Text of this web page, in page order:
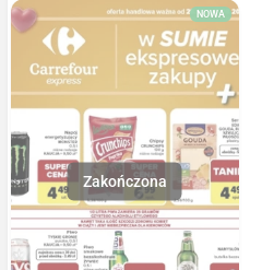
NOWA